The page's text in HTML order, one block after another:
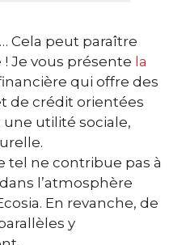
Cela peut paraître
! Je vous présente la
qui offre des
de crédit orientées
une utilité sociale,
tel ne contribue pas à
l’atmosphère
En revanche, de
y